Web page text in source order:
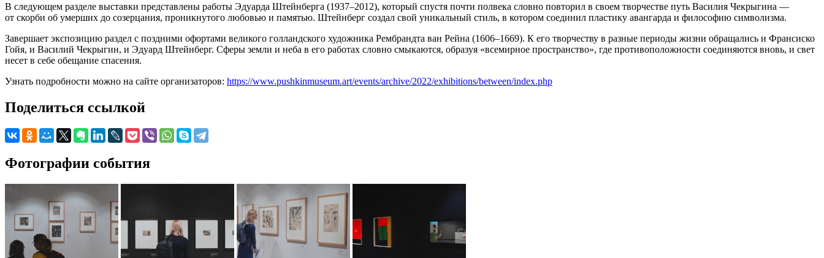
В следующем разделе выставки представлены работы Эдуарда Штейнберга (1937–2012), который спустя почти полвека словно повторил в своем творчестве путь Василия Чекрыгина —
от скорби об умерших до созерцания, проникнутого любовью и памятью. Штейнберг создал свой уникальный стиль, в котором соединил пластику авангарда и философию символизма.
Завершает экспозицию раздел с поздними офортами великого голландского художника Рембрандта ван Рейна (1606–1669). К его творчеству в разные периоды жизни обращались и Франсиско
Гойя, и Василий Чекрыгин, и Эдуард Штейнберг. Сферы земли и неба в его работах словно смыкаются, образуя «всемирное пространство», где противоположности соединяются вновь, и свет
несет в себе обещание спасения.
Узнать подробности можно на сайте организаторов: https://www.pushkinmuseum.art/events/archive/2022/exhibitions/between/index.php
Поделиться ссылкой
Фотографии события